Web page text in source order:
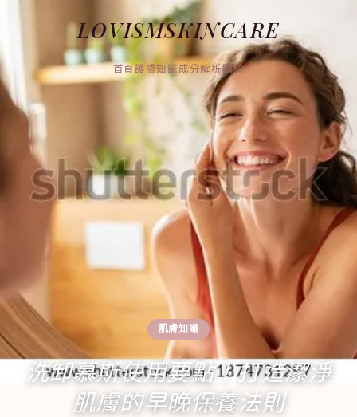
LOVISMSKINCARE
首頁護膚知識成分解析關於
肌膚知識
洗卸慕斯使用要點！打造潔淨
肌膚的早晚保養法則